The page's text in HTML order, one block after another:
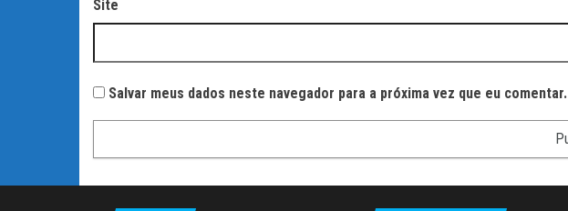
Site
Salvar meus dados neste navegador para a próxima vez que eu comentar.